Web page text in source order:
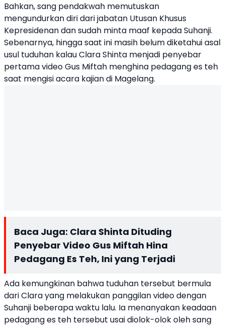
Bahkan, sang pendakwah memutuskan
mengundurkan diri dari jabatan Utusan Khusus
Kepresidenan dan sudah minta maaf kepada Suhanji.
Sebenarnya, hingga saat ini masih belum diketahui asal
usul tuduhan kalau Clara Shinta menjadi penyebar
pertama video Gus Miftah menghina pedagang es teh
saat mengisi acara kajian di Magelang.
Baca Juga: Clara Shinta Dituding
Penyebar Video Gus Miftah Hina
Pedagang Es Teh, Ini yang Terjadi
Ada kemungkinan bahwa tuduhan tersebut bermula
dari Clara yang melakukan panggilan video dengan
Suhanji beberapa waktu lalu. Ia menanyakan keadaan
pedagang es teh tersebut usai diolok-olok oleh sang